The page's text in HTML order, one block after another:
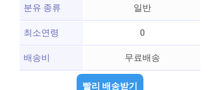
분유 종류
일반
최소연령
0
배송비
무료배송
빨리 배송받기